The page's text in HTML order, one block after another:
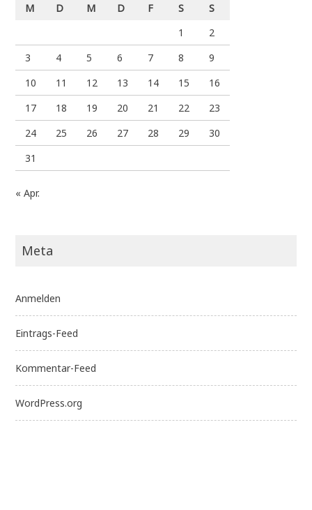
M
D M D F S
S
1
2
3
4 5 6 7 8
9
10
11 12 13 14 15
16
17
18 19 20 21 22
23
24
25 26 27 28 29
30
31
« Apr.
Meta
Anmelden
Eintrags-Feed
Kommentar-Feed
WordPress.org